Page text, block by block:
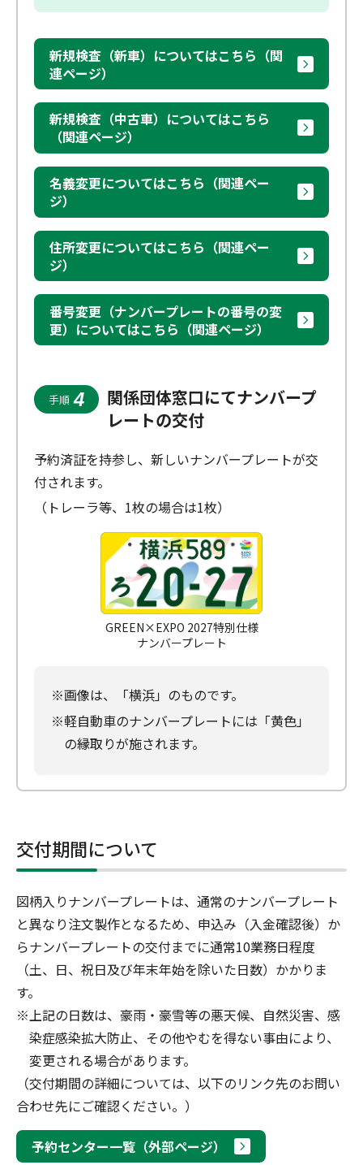
新規検査（新車）についてはこちら（関
連ページ）
新規検査（中古車）についてはこちら
（関連ページ）
名義変更についてはこちら（関連ペー
ジ）
住所変更についてはこちら（関連ペー
ジ）
番号変更（ナンバープレートの番号の変
更）についてはこちら（関連ページ）
手順 4
関係団体窓口にてナンバープ
レートの交付
予約済証を持参し、新しいナンバープレートが交
付されます。
（トレーラ等、1枚の場合は1枚）
GREEN×EXPO 2027特別仕様
ナンバープレート
※画像は、「横浜」のものです。
※軽自動車のナンバープレートには「黄色」
の縁取りが施されます。
交付期間について
図柄入りナンバープレートは、通常のナンバープレート
と異なり注文製作となるため、申込み（入金確認後）か
らナンバープレートの交付までに通常10業務日程度
（土、日、祝日及び年末年始を除いた日数）かかりま
す。
※上記の日数は、豪雨・豪雪等の悪天候、自然災害、感
染症感染拡大防止、その他やむを得ない事由により、
変更される場合があります。
（交付期間の詳細については、以下のリンク先のお問い
合わせ先にご確認ください。）
予約センター一覧（外部ページ）